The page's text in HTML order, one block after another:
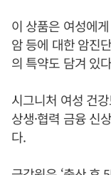
이 상품은 여성에
암 등에 대한 암진
의 특약도 담겨 있
시그니처 여성 건
상생·협력 금융 신
다.